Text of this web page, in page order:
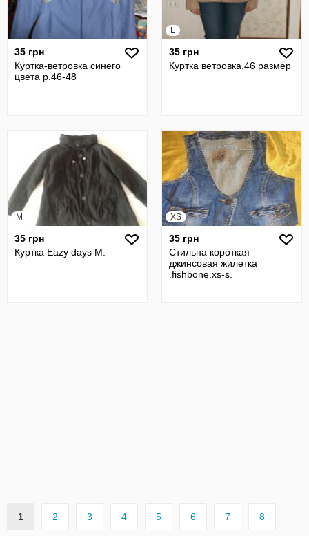
35 грн
Куртка-ветровка синего
цвета р.46-48
L
35 грн
Куртка ветровка.46 размер
M
35 грн
Куртка Eazy days M.
XS
35 грн
Стильна короткая
джинсовая жилетка
.fishbone.xs-s.
1 2 3 4 5 6 7 8